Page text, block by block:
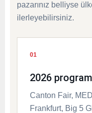
pazarınız belliyse
ilerleyebilirsiniz.
01
2026
Canton Fair,
Frankfurt, Big 5